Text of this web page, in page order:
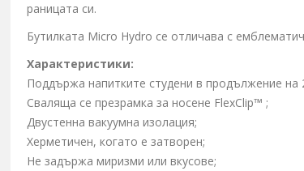
раницата си.
Бутилката Micro Hydro се отличава с
Характеристики:
Поддържа напитките студени в продължение
Сваляща се презрамка за носене FlexClip™ ;
Двустенна вакуумна изолация;
Херметичен, когато е затворен;
Не задържа миризми или вкусове;